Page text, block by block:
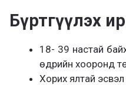
Бүртгүүлэх
18- 39 настай
өдрийн хооронд
Хорих ялтай эсвэл